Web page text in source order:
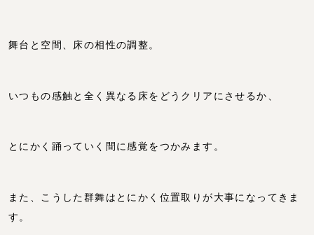
舞台と空間、床の相性の調整。
いつもの感触と全く異なる床をどうクリアにさせるか、
とにかく踊っていく間に感覚をつかみます。
また、こうした群舞はとにかく位置取りが大事になってきま
す。